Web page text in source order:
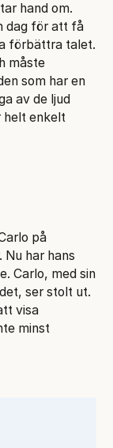
hand om.
dag för att få
förbättra talet.
måste
som har en
av de ljud
helt enkelt
på
Nu har hans
Carlo, med sin
ser stolt ut.
visa
minst